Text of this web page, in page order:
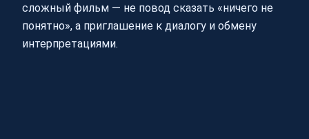
сложный фильм — не повод сказать «ничего не
понятно», а приглашение к диалогу и обмену
интерпретациями.